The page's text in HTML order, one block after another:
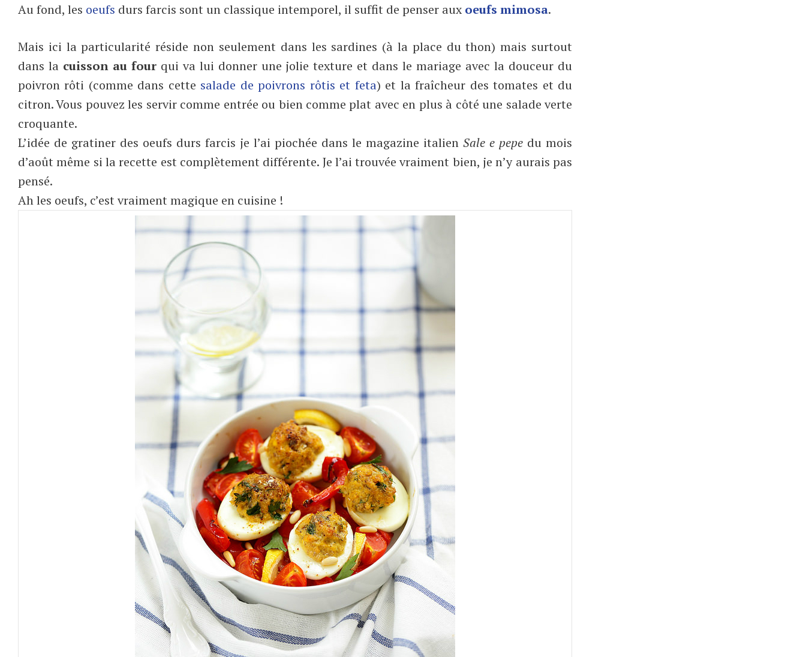
Au fond, les oeufs durs farcis sont un classique intemporel, il suffit de penser aux oeufs mimosa.
Mais ici la particularité réside non seulement dans les sardines (à la place du thon) mais surtout
dans la cuisson au fourqui va lui donner une jolie texture et dans le mariage avec la douceur du
poivron rôti (comme dans cette salade de poivrons rôtis et feta) et la fraîcheur des tomates et du
citron. Vous pouvez les servir comme entrée ou bien comme plat avec en plus à côté une salade verte
croquante.
L’idée de gratiner des oeufs durs farcis je l’ai piochée dans le magazine italien Sale e pepe du mois
d’août même si la recette est complètement différente. Je l’ai trouvée vraiment bien, je n’y aurais pas
pensé.
Ah les oeufs, c’est vraiment magique en cuisine !